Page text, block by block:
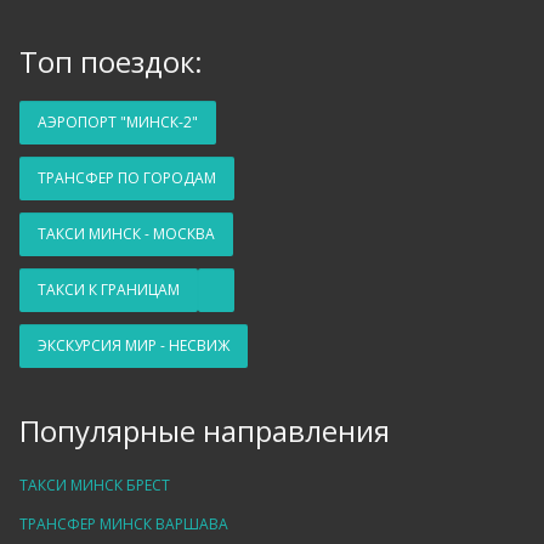
Топ поездок:
АЭРОПОРТ "МИНСК-2"
ТРАНСФЕР ПО ГОРОДАМ
ТАКСИ МИНСК - МОСКВА
ТАКСИ К ГРАНИЦАМ
ЭКСКУРСИЯ МИР - НЕСВИЖ
Популярные направления
ТАКСИ МИНСК БРЕСТ
ТРАНСФЕР МИНСК ВАРШАВА